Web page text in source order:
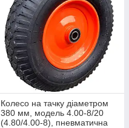
Колесо на тачку діаметром
380 мм, модель 4.00-8/20
(4.80/4.00-8), пневматична